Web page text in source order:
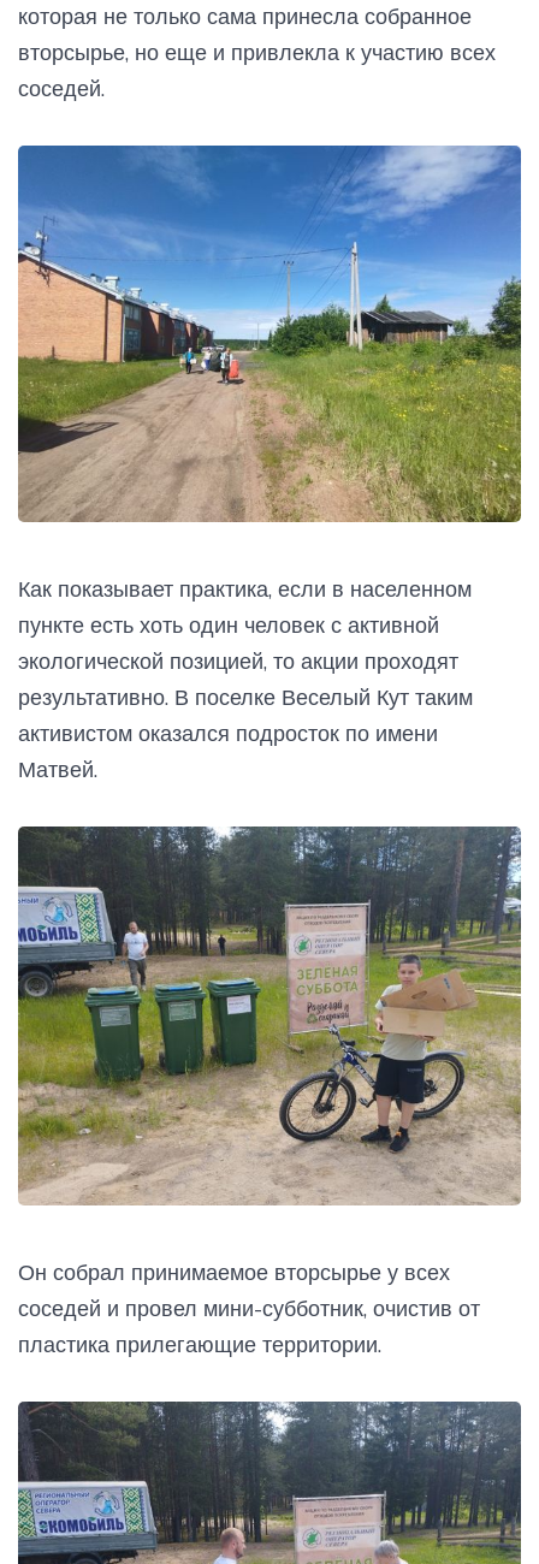
которая не только сама принесла собранное
вторсырье, но еще и привлекла к участию всех
соседей.
Как показывает практика, если в населенном
пункте есть хоть один человек с активной
экологической позицией, то акции проходят
результативно. В поселке Веселый Кут таким
активистом оказался подросток по имени
Матвей.
Он собрал принимаемое вторсырье у всех
соседей и провел мини-субботник, очистив от
пластика прилегающие территории.